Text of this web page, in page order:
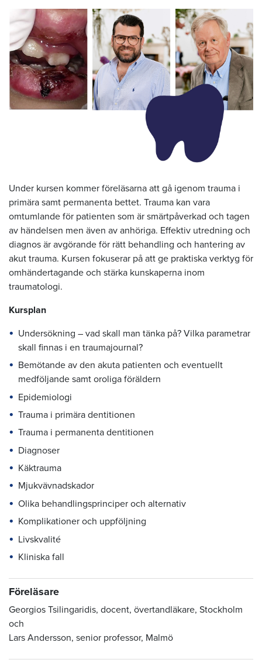
Under kursen kommer föreläsarna att gå igenom trauma i
primära samt permanenta bettet. Trauma kan vara
omtumlande för patienten som är smärtpåverkad och tagen
av händelsen men även av anhöriga. Effektiv utredning och
diagnos är avgörande för rätt behandling och hantering av
akut trauma. Kursen fokuserar på att ge praktiska verktyg för
omhändertagande och stärka kunskaperna inom
traumatologi.
Kursplan
Undersökning – vad skall man tänka på? Vilka parametrar
skall finnas i en traumajournal?
Bemötande av den akuta patienten och eventuellt
medföljande samt oroliga föräldern
Epidemiologi
Trauma i primära dentitionen
Trauma i permanenta dentitionen
Diagnoser
Käktrauma
Mjukvävnadskador
Olika behandlingsprinciper och alternativ
Komplikationer och uppföljning
Livskvalité
Kliniska fall
Föreläsare
Georgios Tsilingaridis, docent, övertandläkare, Stockholm
och
Lars Andersson, senior professor, Malmö